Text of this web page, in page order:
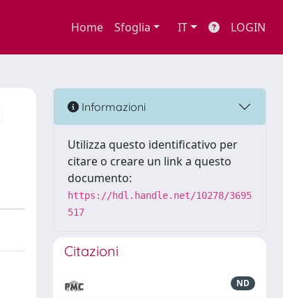
Home Sfoglia IT LOGIN
Informazioni
Utilizza questo identificativo per
citare o creare un link a questo
documento:
https://hdl.handle.net/10278/3695
517
Citazioni
ND